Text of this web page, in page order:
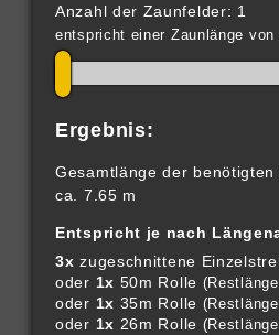
Anzahl der Zaunfelder: 1
entspricht einer Zaunlänge
Ergebnis:
Gesamtlänge der
ca. 7.65 m
Entspricht je nach
3x zugeschnittene
oder 1x 50m Rolle
oder 1x 35m Rolle
oder 1x 26m Rolle